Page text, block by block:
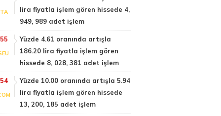
lira fiyatla işlem gören hissede 4,
949, 989 adet işlem
Yüzde 4.61 oranında artışla
186.20 lira fiyatla işlem gören
hissede 8, 028, 381 adet işlem
Yüzde 10.00 oranında artışla 5.94
lira fiyatla işlem gören hissede
13, 200, 185 adet işlem